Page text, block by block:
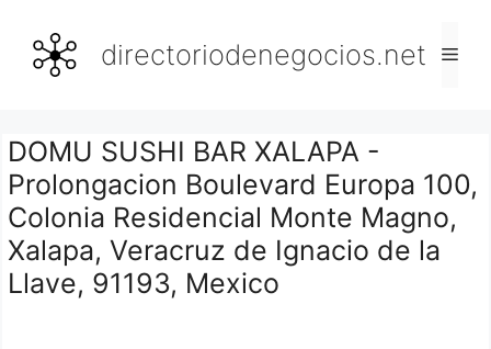
contenido
directoriodenegocios.net
DOMU SUSHI BAR XALAPA -
Prolongacion Boulevard Europa 100,
Colonia Residencial Monte Magno,
Xalapa, Veracruz de Ignacio de la
Llave, 91193, Mexico